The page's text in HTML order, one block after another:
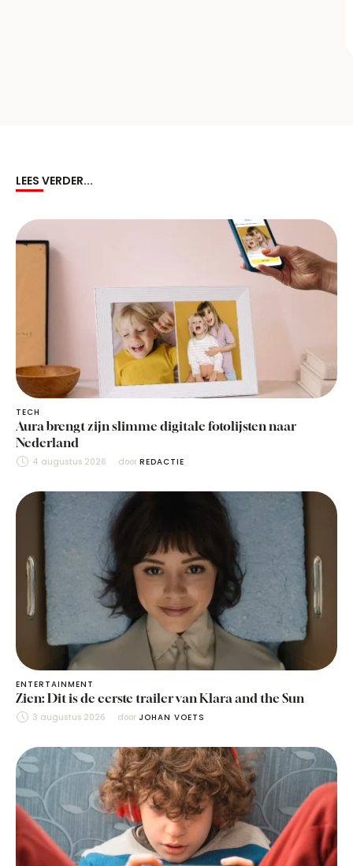
LEES VERDER...
TECH
Aura brengt zijn slimme digitale fotolijsten naar
Nederland
4 augustus 2026 door REDACTIE
ENTERTAINMENT
Zien: Dit is de eerste trailer van Klara and the Sun
3 augustus 2026 door JOHAN VOETS